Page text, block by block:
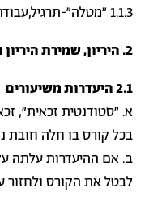
1.1.3 "מטלה"-תרגיל,עבודה,עבודה סמינריונית,פרויקט,רפראט.
2. היריון, שמירת היריון וטיפולי פוריות
2.1 היעדרות משיעורים
בכל קורס בו חלה חובת
לבטל את הקורס ולחזור